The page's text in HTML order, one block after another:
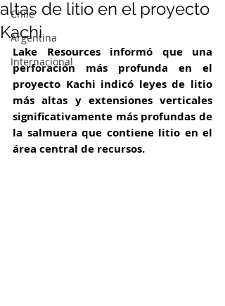
Chile
Argentina
Internacional
altas de litio en el proyecto
Kachi
Lake Resources informó que una
perforación más profunda en el
proyecto Kachi indicó leyes de litio
más altas y extensiones verticales
significativamente más profundas de
la salmuera que contiene litio en el
área central de recursos.